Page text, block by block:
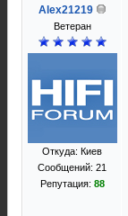
Alex21219
Ветеран
Откуда: Киев
Сообщений: 21
Репутация: 88